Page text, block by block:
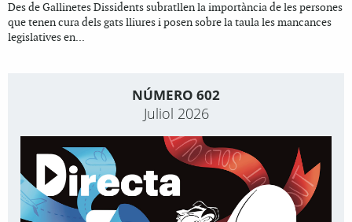
Des de Gallinetes Dissidents subratllen la importància de les persones
que tenen cura dels gats lliures i posen sobre la taula les mancances
legislatives en...
NÚMERO 602
Juliol 2026